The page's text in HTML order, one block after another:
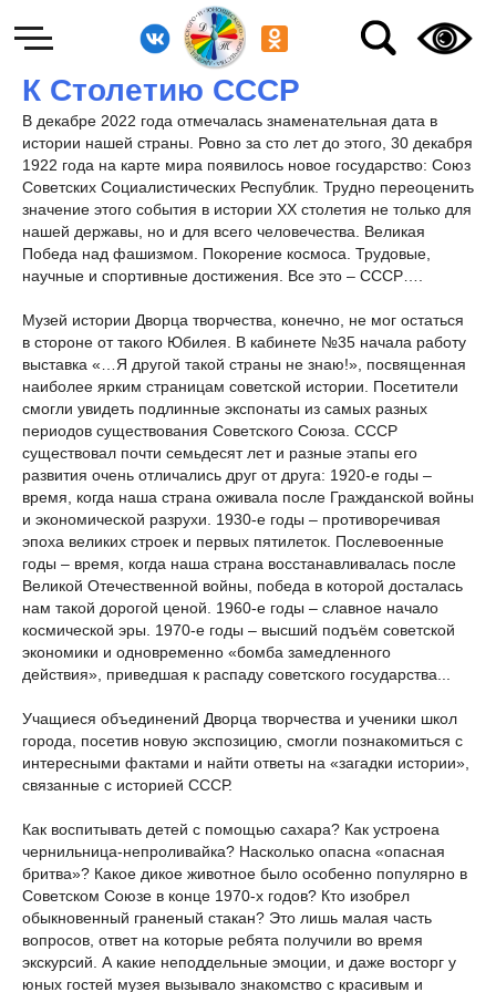
К Столетию СССР
В декабре 2022 года отмечалась знаменательная дата в
истории нашей страны. Ровно за сто лет до этого, 30 декабря
1922 года на карте мира появилось новое государство: Союз
Советских Социалистических Республик. Трудно переоценить
значение этого события в истории ХХ столетия не только для
нашей державы, но и для всего человечества. Великая
Победа над фашизмом. Покорение космоса. Трудовые,
научные и спортивные достижения. Все это – СССР….
Музей истории Дворца творчества, конечно, не мог остаться
в стороне от такого Юбилея. В кабинете №35 начала работу
выставка «…Я другой такой страны не знаю!», посвященная
наиболее ярким страницам советской истории. Посетители
смогли увидеть подлинные экспонаты из самых разных
периодов существования Советского Союза. СССР
существовал почти семьдесят лет и разные этапы его
развития очень отличались друг от друга: 1920-е годы –
время, когда наша страна оживала после Гражданской войны
и экономической разрухи. 1930-е годы – противоречивая
эпоха великих строек и первых пятилеток. Послевоенные
годы – время, когда наша страна восстанавливалась после
Великой Отечественной войны, победа в которой досталась
нам такой дорогой ценой. 1960-е годы – славное начало
космической эры. 1970-е годы – высший подъём советской
экономики и одновременно «бомба замедленного
действия», приведшая к распаду советского государства...
Учащиеся объединений Дворца творчества и ученики школ
города, посетив новую экспозицию, смогли познакомиться с
интересными фактами и найти ответы на «загадки истории»,
связанные с историей СССР.
Как воспитывать детей с помощью сахара? Как устроена
чернильница-непроливайка? Насколько опасна «опасная
бритва»? Какое дикое животное было особенно популярно в
Советском Союзе в конце 1970-х годов? Кто изобрел
обыкновенный граненый стакан? Это лишь малая часть
вопросов, ответ на которые ребята получили во время
экскурсий. А какие неподдельные эмоции, и даже восторг у
юных гостей музея вызывало знакомство с красивым и